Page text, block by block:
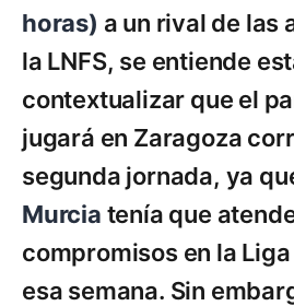
horas) a un rival de las
la LNFS, se entiende
contextualizar que el
jugará en Zaragoza
segunda jornada, ya
Murcia tenía que
compromisos en la
esa semana. Sin